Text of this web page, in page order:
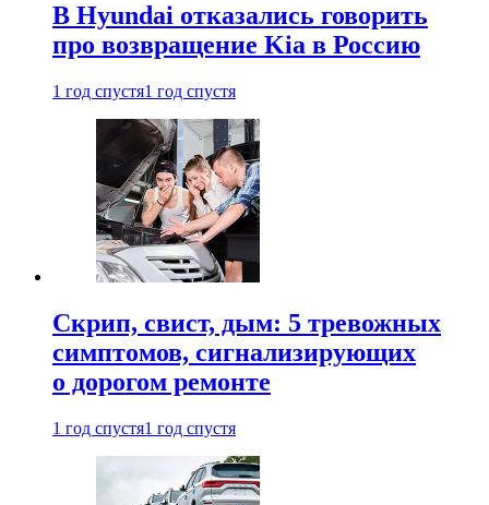
В Hyundai отказались говорить
про возвращение Kia в Россию
1 год спустя1 год спустя
Скрип, свист, дым: 5 тревожных
симптомов, сигнализирующих
о дорогом ремонте
1 год спустя1 год спустя